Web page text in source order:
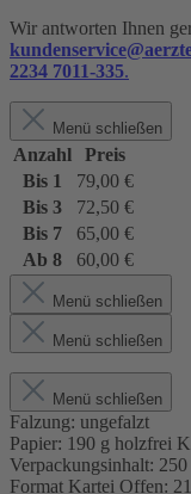
Wir antworten Ihnen
2234 7011-335.
Menü schließen
Anzahl
Preis
Bis 1
79,00 €
Bis 3
72,50 €
Bis 7
65,00 €
Ab 8 60,00 €
Menü schließen
Menü schließen
Menü schließen
Falzung: ungefalzt
Papier: 190 g holzfrei
Verpackungsinhalt:
Format Kartei Offen: